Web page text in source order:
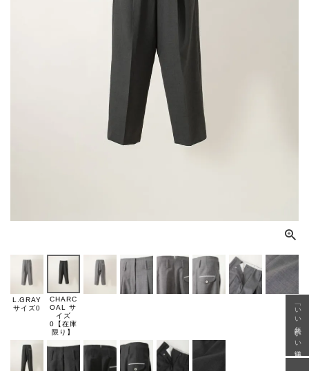
L.GRAY
サイズ0
CHARC
OAL サ
イズ
0【在庫
限り】
「いい年齢 いい洋服」